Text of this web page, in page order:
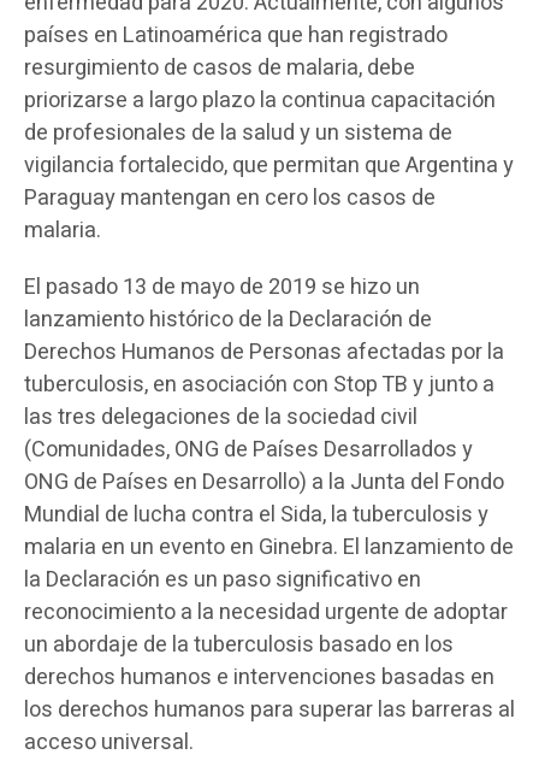
países en Latinoamérica que han registrado
resurgimiento de casos de malaria, debe
priorizarse a largo plazo la continua capacitación
de profesionales de la salud y un sistema de
vigilancia fortalecido, que permitan que Argentina y
Paraguay mantengan en cero los casos de
malaria.
El pasado 13 de mayo de 2019 se hizo un
lanzamiento histórico de la Declaración de
Derechos Humanos de Personas afectadas por la
tuberculosis, en asociación con Stop TB y junto a
las tres delegaciones de la sociedad civil
(Comunidades, ONG de Países Desarrollados y
ONG de Países en Desarrollo) a la Junta del Fondo
Mundial de lucha contra el Sida, la tuberculosis y
malaria en un evento en Ginebra. El lanzamiento de
la Declaración es un paso significativo en
reconocimiento a la necesidad urgente de adoptar
un abordaje de la tuberculosis basado en los
derechos humanos e intervenciones basadas en
los derechos humanos para superar las barreras al
acceso universal.